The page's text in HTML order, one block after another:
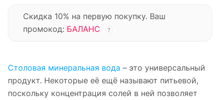
Скидка 10% на первую покупку. Ваш
промокод: БАЛАНС ?
Столовая минеральная вода – это универсальный
продукт. Некоторые её ещё называют питьевой,
поскольку концентрация солей в ней позволяет